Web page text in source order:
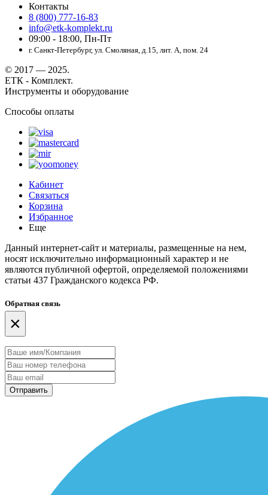
Контакты
8 (800) 777-16-83
info@etk-komplekt.ru
09:00 - 18:00, Пн-Пт
г. Санкт-Петербург, ул. Смоляная, д.15, лит. А, пом. 24
© 2017 — 2025.
ЕТК - Комплект.
Инструменты и оборудование
Способы оплаты
Кабинет
Связаться
Корзина
Избранное
Еще
Данный интернет-сайт и материалы, размещенные на нем,
носят исключительно информационный характер и не
являются публичной офертой, определяемой положениями
статьи 437 Гражданского кодекса РФ.
Обратная связь
×
Отправить